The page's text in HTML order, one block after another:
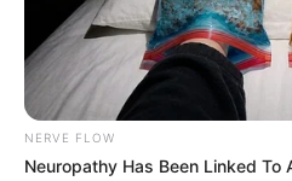
NERVE FLOW
Neuropathy Has Been Linked To